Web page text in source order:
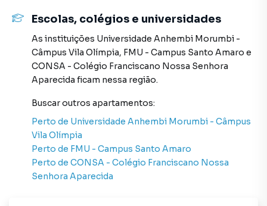
Na Sell Imóveis você consegue vender ou alugar seu
imóvel muito mais rápido do que em imobiliárias
tradicionais. Já vendemos e locamos diversos imóveis em
São Paulo, especialmente em Moema. Isso porque temos
uma equipe de marketing digital focada em produzir
campanhas específicas para São Paulo, o que aumenta
consequência uma maior chance de vender ou alugar seu
imóvel mais rápido. Contamos também com um time de
programadores, corretores treinados e uma central de
atendimento preparada para atender proprietários e
inquilinos.
Escolas, colégios e universidades
As instituições Universidade Anhembi Morumbi -
Câmpus Vila Olímpia, FMU - Campus Santo Amaro e
CONSA - Colégio Franciscano Nossa Senhora
Aparecida ficam nessa região.
Buscar outros apartamentos:
Perto de Universidade Anhembi Morumbi - Câmpus
Vila Olímpia
Perto de FMU - Campus Santo Amaro
Perto de CONSA - Colégio Franciscano Nossa
Senhora Aparecida